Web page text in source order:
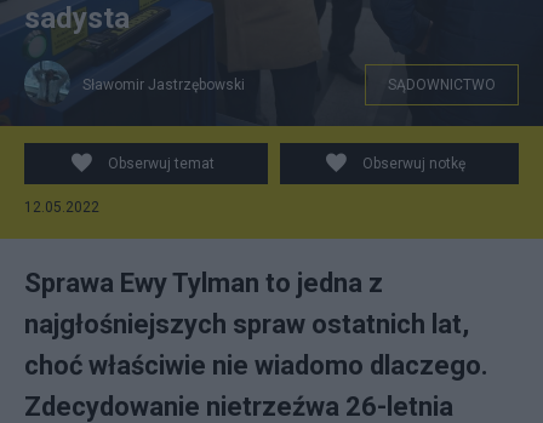
Adam Z., podejrzany ws. śmierci Ewy Tylman. Fot. PAP
sadysta
Sławomir Jastrzębowski SĄDOWNICTWO
Obserwuj temat Obserwuj notkę
12.05.2022
Sprawa Ewy Tylman to jedna z
najgłośniejszych spraw ostatnich lat,
choć właściwie nie wiadomo dlaczego.
Zdecydowanie nietrzeźwa 26-letnia